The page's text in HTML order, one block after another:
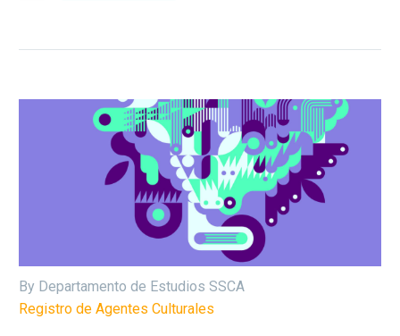
By Departamento de Estudios SSCA
Registro de Agentes Culturales